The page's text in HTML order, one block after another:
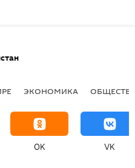
ЭКОНОМИКА
OK VK